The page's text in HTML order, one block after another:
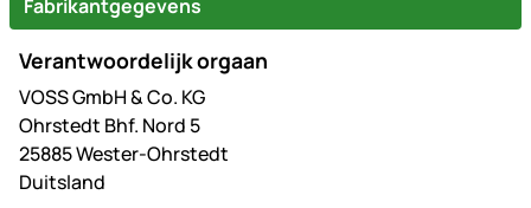
Fabrikantgegevens
Verantwoordelijk orgaan
VOSS GmbH & Co. KG
Ohrstedt Bhf. Nord 5
25885 Wester-Ohrstedt
Duitsland